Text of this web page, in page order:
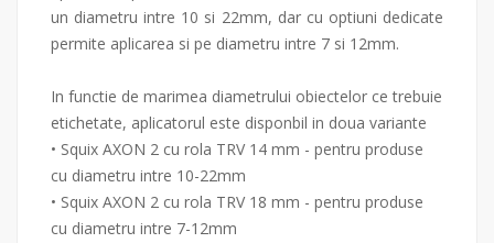
un diametru intre 10 si 22mm, dar cu optiuni dedicate
permite aplicarea si pe diametru intre 7 si 12mm.
In functie de marimea diametrului obiectelor ce trebuie
etichetate, aplicatorul este disponbil in doua variante
• Squix AXON 2 cu rola TRV 14 mm - pentru produse
cu diametru intre 10-22mm
• Squix AXON 2 cu rola TRV 18 mm - pentru produse
cu diametru intre 7-12mm